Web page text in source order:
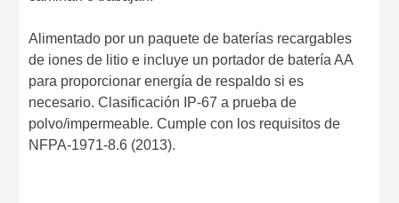
Alimentado por un paquete de baterías recargables
de iones de litio e incluye un portador de batería AA
para proporcionar energía de respaldo si es
necesario. Clasificación IP-67 a prueba de
polvo/impermeable. Cumple con los requisitos de
NFPA-1971-8.6 (2013).